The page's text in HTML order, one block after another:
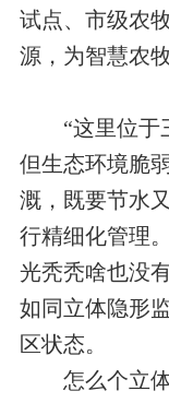
试点、市级农
源，为智慧农
“这里位于三
但生态环境脆
溉，既要节水
行精细化管理
光秃秃啥也没
如同立体隐形
区状态。
怎么个立体